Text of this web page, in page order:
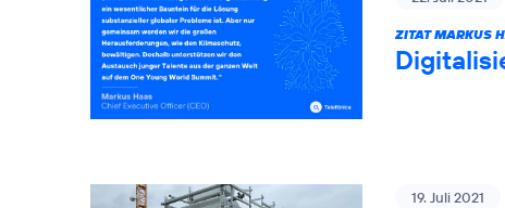
ZITAT MARKUS
19. Juli 2021